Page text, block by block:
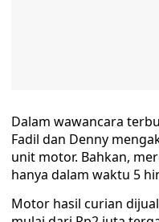
Dalam wawancara
Fadil dan Denny
unit motor. Bahkan,
hanya dalam waktu 5
Motor hasil curian